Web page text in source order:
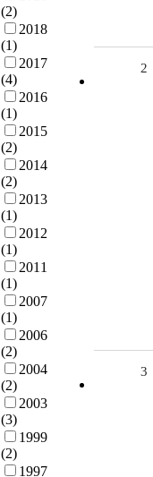
(2)
2018
(1)
2017
(4)
2016
(1)
2015
(2)
2014
(2)
2013
(1)
2012
(1)
2011
(1)
2007
(1)
2006
(2)
2004
(2)
2003
(3)
1999
(2)
1997
2
3